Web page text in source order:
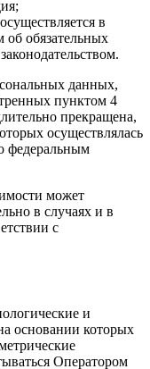
в
об обязательных
данных,
пунктом 4
прекращена,
осуществлялась
федеральным
может
в случаях и в
с
и
основании которых
Оператором